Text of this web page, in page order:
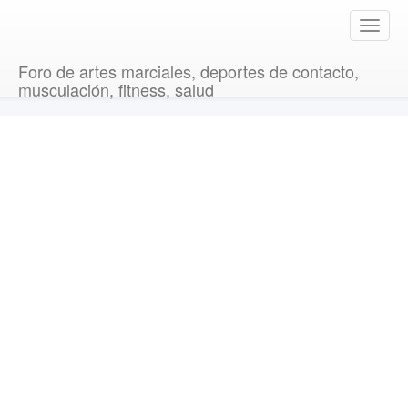
T
o
Foro de artes marciales, deportes de contacto,
musculación, fitness, salud